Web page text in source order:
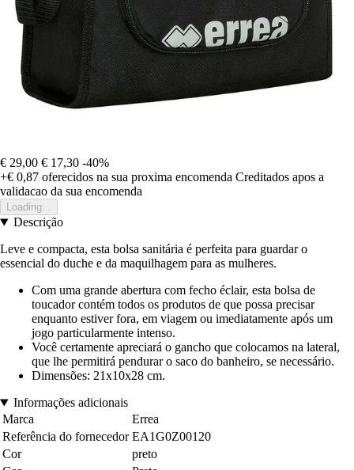
€ 29,00 € 17,30 -40%
+€ 0,87 oferecidos na sua proxima encomenda Creditados apos a
validacao da sua encomenda
Loading...
Descrição
Leve e compacta, esta bolsa sanitária é perfeita para guardar o
essencial do duche e da maquilhagem para as mulheres.
Com uma grande abertura com fecho éclair, esta bolsa de
toucador contém todos os produtos de que possa precisar
enquanto estiver fora, em viagem ou imediatamente após um
jogo particularmente intenso.
Você certamente apreciará o gancho que colocamos na lateral,
que lhe permitirá pendurar o saco do banheiro, se necessário.
Dimensões: 21x10x28 cm.
Informações adicionais
Marca
Errea
Referência do fornecedor EA1G0Z00120
Cor
preto